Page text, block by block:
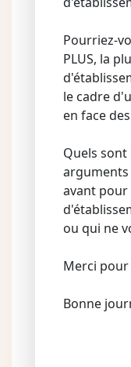
Pourriez-
PLUS, la
le cadre
en face
Quels sont
avant
ou qui ne
Merci pour
Bonne